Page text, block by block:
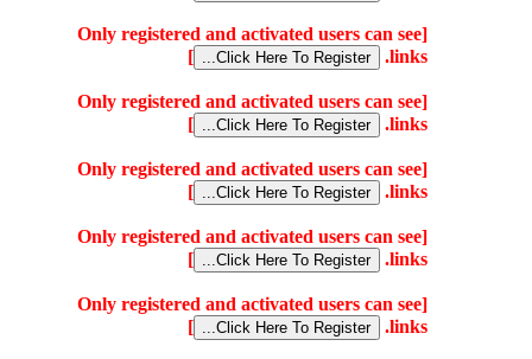
[Only registered and activated users can see
links.
]
[Only registered and activated users can see
links.
]
[Only registered and activated users can see
links.
]
[Only registered and activated users can see
links.
]
[Only registered and activated users can see
links.
]